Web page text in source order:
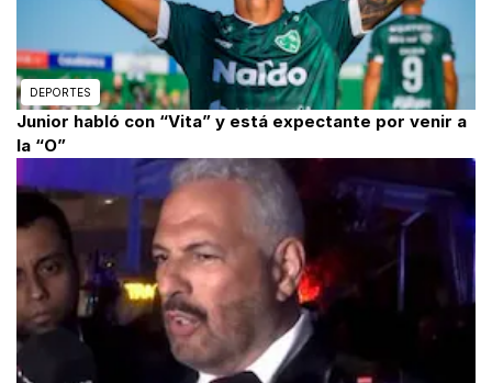
DEPORTES
Junior habló con “Vita” y está expectante por venir a
la “O”